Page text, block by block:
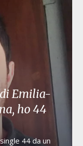
Emilia-
ho 44
44 da un